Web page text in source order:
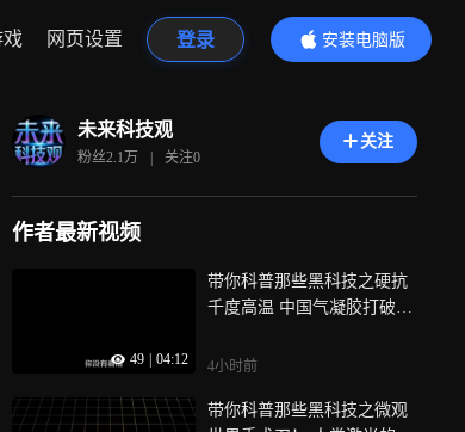
戏 网页设置 登录
安装电脑版
内容更精彩
未来科技观
粉丝2.1万 | 关注0
关注
作者最新视频
49 04:12
带你科普那些黑科技之硬抗
千度高温 中国气凝胶打破美
4小时前
带你科普那些黑科技之微观